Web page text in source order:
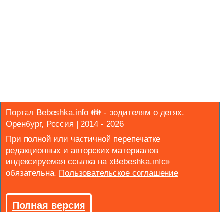
Портал Bebeshka.info 👪 - родителям о детях.
Оренбург, Россия | 2014 - 2026
При полной или частичной перепечатке
редакционных и авторских материалов
индексируемая ссылка на «Bebeshka.info»
обязательна.
Полная версия